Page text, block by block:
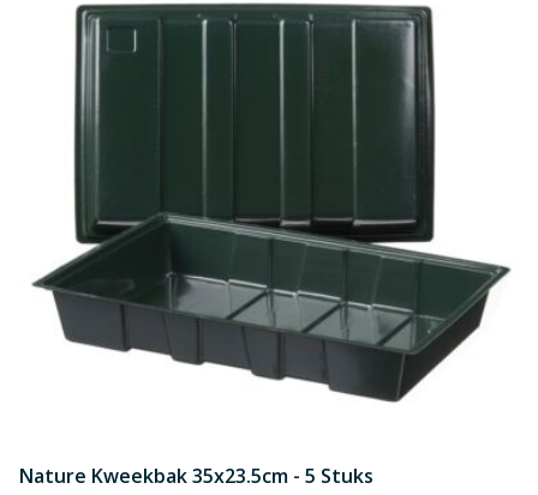
Nature Kweekbak 35x23.5cm - 5 Stuks